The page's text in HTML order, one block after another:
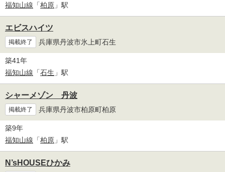
福知山線 「柏原 」駅
エビスハイツ
掲載終了 兵庫県丹波市氷上町石生
築41年
福知山線 「石生 」駅
シャーメゾン 丹波
掲載終了 兵庫県丹波市柏原町柏原
築9年
福知山線 「柏原 」駅
N’sHOUSEひかみ